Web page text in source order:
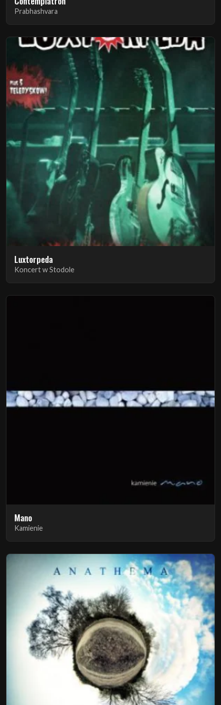
Prabhashvara
Luxtorpeda
Koncert w Stodole
Mano
Kamienie